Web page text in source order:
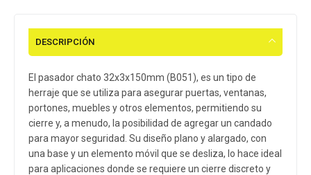
DESCRIPCIÓN
El pasador chato 32x3x150mm (B051), es un tipo de
herraje que se utiliza para asegurar puertas, ventanas,
portones, muebles y otros elementos, permitiendo su
cierre y, a menudo, la posibilidad de agregar un candado
para mayor seguridad. Su diseño plano y alargado, con
una base y un elemento móvil que se desliza, lo hace ideal
para aplicaciones donde se requiere un cierre discreto y